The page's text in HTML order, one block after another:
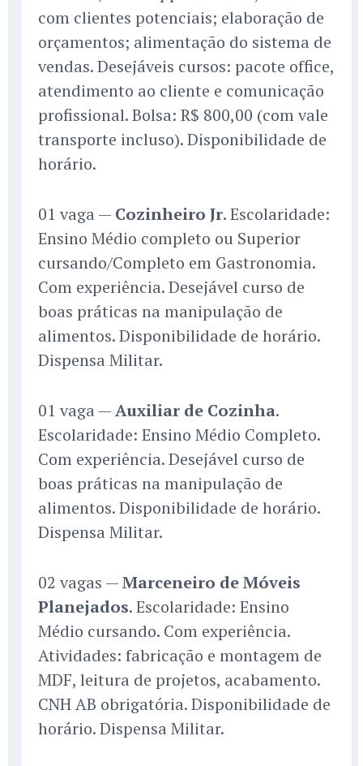
com clientes potenciais; elaboração de
orçamentos; alimentação do sistema de
vendas. Desejáveis cursos: pacote office,
atendimento ao cliente e comunicação
profissional. Bolsa: R$ 800,00 (com vale
transporte incluso). Disponibilidade de
horário.
01 vaga — Cozinheiro Jr. Escolaridade:
Ensino Médio completo ou Superior
cursando/Completo em Gastronomia.
Com experiência. Desejável curso de
boas práticas na manipulação de
alimentos. Disponibilidade de horário.
Dispensa Militar.
01 vaga —Auxiliar de Cozinha.
Escolaridade: Ensino Médio Completo.
Com experiência. Desejável curso de
boas práticas na manipulação de
alimentos. Disponibilidade de horário.
Dispensa Militar.
02 vagas —Marceneiro de Móveis
Planejados. Escolaridade: Ensino
Médio cursando. Com experiência.
Atividades: fabricação e montagem de
MDF, leitura de projetos, acabamento.
CNH AB obrigatória. Disponibilidade de
horário. Dispensa Militar.